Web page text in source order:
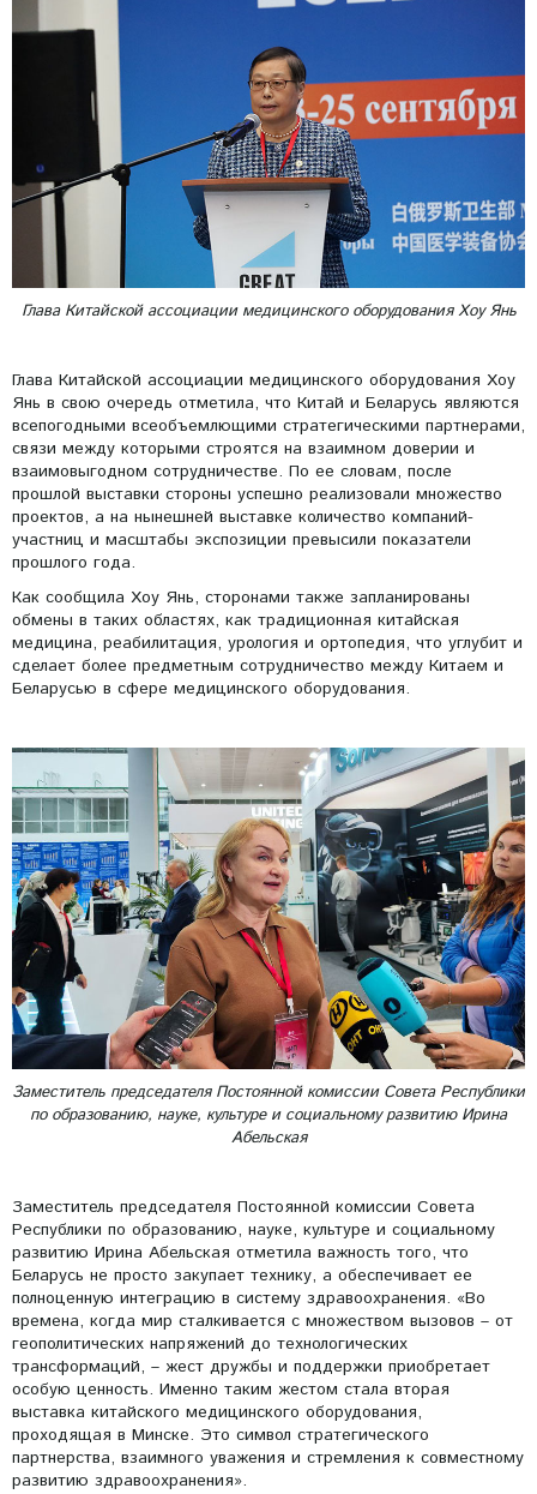
Глава Китайской ассоциации медицинского оборудования Хоу Янь
Глава Китайской ассоциации медицинского оборудования Хоу
Янь в свою очередь отметила, что Китай и Беларусь являются
всепогодными всеобъемлющими стратегическими партнерами,
связи между которыми строятся на взаимном доверии и
взаимовыгодном сотрудничестве. По ее словам, после
прошлой выставки стороны успешно реализовали множество
проектов, а на нынешней выставке количество компаний-
участниц и масштабы экспозиции превысили показатели
прошлого года.
Как сообщила Хоу Янь, сторонами также запланированы
обмены в таких областях, как традиционная китайская
медицина, реабилитация, урология и ортопедия, что углубит и
сделает более предметным сотрудничество между Китаем и
Беларусью в сфере медицинского оборудования.
Заместитель председателя Постоянной комиссии Совета Республики
по образованию, науке, культуре и социальному развитию Ирина
Абельская
Заместитель председателя Постоянной комиссии Совета
Республики по образованию, науке, культуре и социальному
развитию Ирина Абельская отметила важность того, что
Беларусь не просто закупает технику, а обеспечивает ее
полноценную интеграцию в систему здравоохранения. «Во
времена, когда мир сталкивается с множеством вызовов – от
геополитических напряжений до технологических
трансформаций, – жест дружбы и поддержки приобретает
особую ценность. Именно таким жестом стала вторая
выставка китайского медицинского оборудования,
проходящая в Минске. Это символ стратегического
партнерства, взаимного уважения и стремления к совместному
развитию здравоохранения».